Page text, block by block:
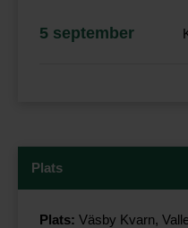
5 september
Plats
Plats: Väsby Kvarn,